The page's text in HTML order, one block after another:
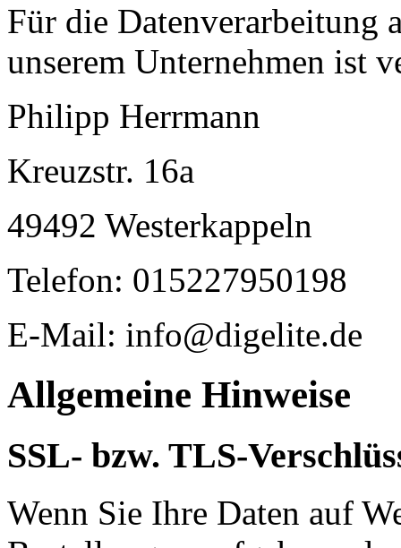
Für die Datenverarbeitung
unserem Unternehmen ist
Philipp Herrmann
Kreuzstr. 16a
49492 Westerkappeln
Telefon: 015227950198
E-Mail: info@digelite.de
Allgemeine Hinweise
SSL- bzw. TLS-
Wenn Sie Ihre Daten auf